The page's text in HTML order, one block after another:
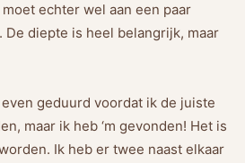
echter wel aan een paar
diepte is heel belangrijk, maar
geduurd voordat ik de juiste
maar ik heb ‘m gevonden! Het is
Ik heb er twee naast elkaar